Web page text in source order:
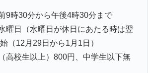
9時30分から午後4時30分まで
曜日（水曜日が休日にあたる時は翌
（12月29日から1月1日）
高校生以上）800円、中学生以下無